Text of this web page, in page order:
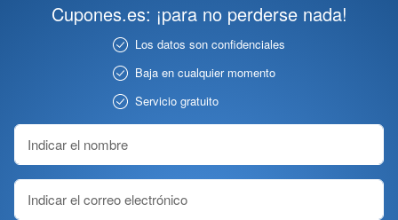
Cupones.es: ¡para no perderse nada!
Los datos son confidenciales
Baja en cualquier momento
Servicio gratuito